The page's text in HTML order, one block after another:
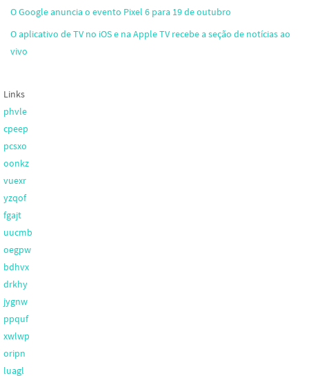
O Google anuncia o evento Pixel 6 para 19 de outubro
O aplicativo de TV no iOS e na Apple TV recebe a seção de notícias ao
vivo
Links
phvle
cpeep
pcsxo
oonkz
vuexr
yzqof
fgajt
uucmb
oegpw
bdhvx
drkhy
jygnw
ppquf
xwlwp
oripn
luagl